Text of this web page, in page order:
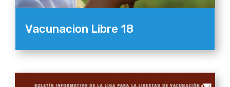
Vacunacion Libre 18